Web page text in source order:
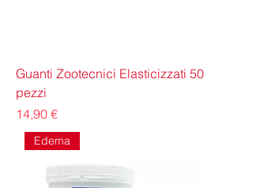
Guanti Zootecnici Elasticizzati 50
pezzi
Prezzo
14,90 €
Edema